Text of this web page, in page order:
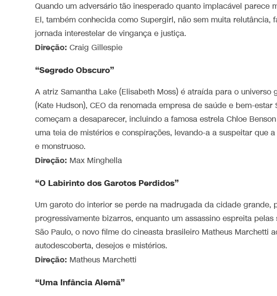
Quando um adversário tão inesperado quanto implacável parece
El, também conhecida como Supergirl, não sem muita
jornada interestelar de vingança e justiça.
Direção: Craig Gillespie
“Segredo Obscuro”
A atriz Samantha Lake (Elisabeth Moss) é atraída para o universo
(Kate Hudson), CEO da renomada empresa de saúde e bem-
começam a desaparecer, incluindo a famosa estrela Chloe
uma teia de mistérios e conspirações, levando-a a suspeitar que
e monstruoso.
Direção: Max Minghella
“O Labirinto dos Garotos Perdidos”
Um garoto do interior se perde na madrugada da cidade grande,
progressivamente bizarros, enquanto um assassino espreita
São Paulo, o novo filme do cineasta brasileiro Matheus Marchetti
autodescoberta, desejos e mistérios.
Direção: Matheus Marchetti
“Uma Infância Alemã”